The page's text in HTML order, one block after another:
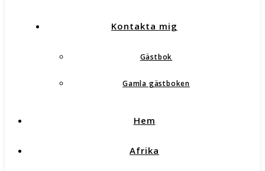
Kontakta mig
Gästbok
Gamla gästboken
Hem
Afrika